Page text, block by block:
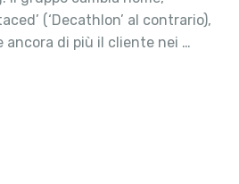
(‘Decathlon’ al contrario),
ancora di più il cliente nei …